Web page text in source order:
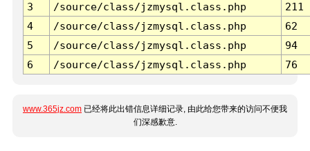
3 /source/class/jzmysql.class.php
211
4
/source/class/jzmysql.class.php
62
5
/source/class/jzmysql.class.php
94
6
/source/class/jzmysql.class.php 76
www.365jz.com 已经将此出错信息详细记录, 由此给您带来的访问不便我
们深感歉意.